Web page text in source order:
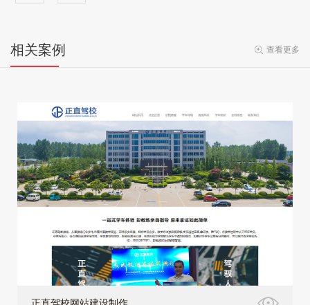
相关案例 查看更多